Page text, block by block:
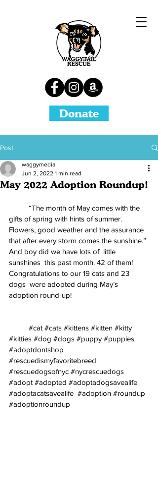
Donate
Post
May 2022 Adoption Roundup!
waggymedia
Jun 2, 2022 1 min read
gifts of spring with hints of summer.
Flowers, good weather and the assurance
that after every storm comes the sunshine.”
And boy did we have lots of  little
sunshines  this past month. 42 of them!
Congratulations to our 19 cats and 23
dogs  were adopted during May’s
adoption round-up!
#cat #cats #kittens #kitten #kitty
#kitties #dog #dogs #puppy #puppies
#adoptdontshop
#rescuedismyfavoritebreed
#rescuedogsofnyc #nycrescuedogs
#adopt #adopted #adoptadogsavealife
#adoptacatsavealife #adoption #roundup
#adoptionroundup